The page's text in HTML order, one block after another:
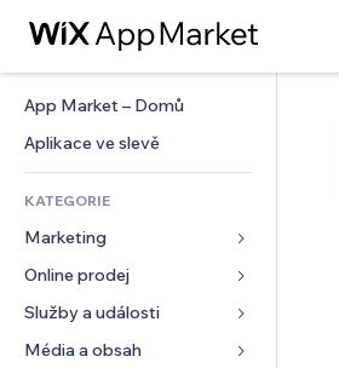
App Market – Domů
Aplikace ve slevě
KATEGORIE
Marketing
Reklamy
Mobilní zařízení
Analytika
Online prodej
Aplikace pro obchody
Doprava a doručení
Služby a události
Ubytování
Média a obsah